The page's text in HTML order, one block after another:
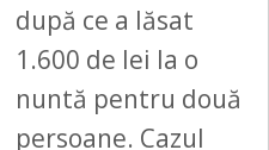
după ce a lăsat
1.600 de lei la o
nuntă pentru două
persoane. Cazul